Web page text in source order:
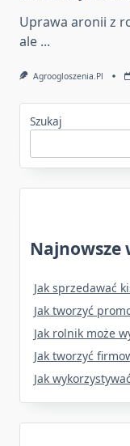
Uprawa aronii z
ale ...
Agroogloszenia.pl
Szukaj
Najnowsze
Jak sprzedawać
Jak tworzyć
Jak rolnik może
Jak tworzyć
Jak